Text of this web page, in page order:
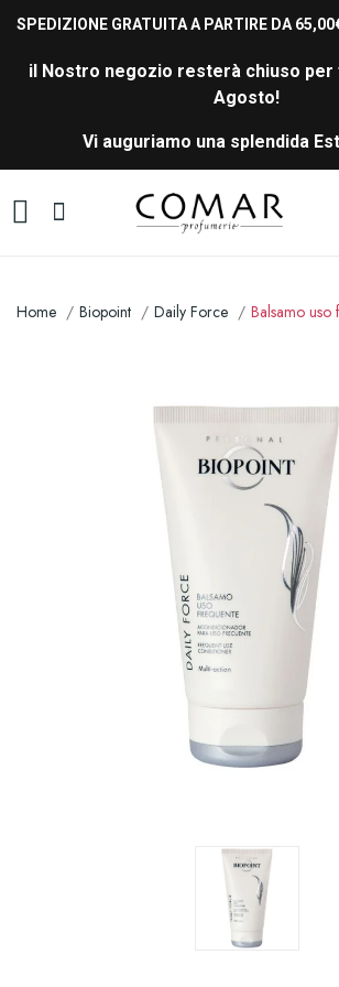
SPEDIZIONE GRATUITA A PARTIRE DA
il Nostro negozio resterà chiuso per
Agosto!
Vi auguriamo una splendida
Home Biopoint Daily Force Balsamo uso